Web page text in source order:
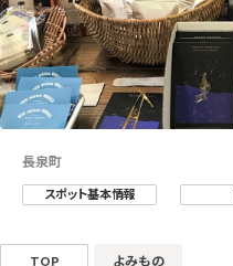
長泉町
スポット基本情報
TOP よみもの